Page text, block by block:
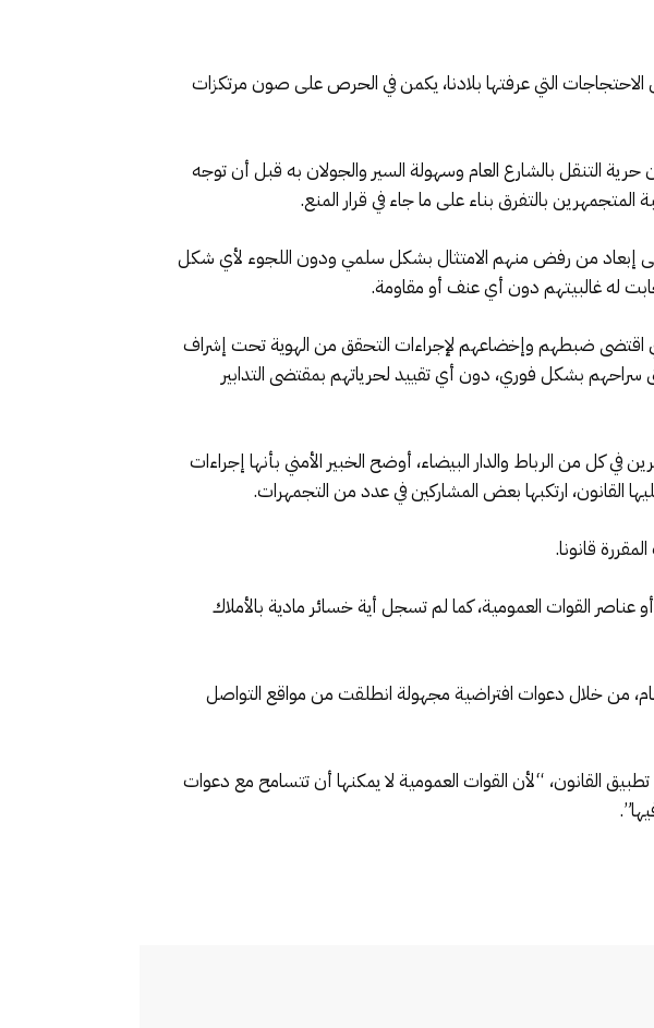
الاحتجاجات التي عرفتها بلادنا، يكمن في الحرص على صون مرتكزات
التنقل بالشارع العام وسهولة السير والجولان به قبل أن توجه
بالتفرق بناء على ما جاء في قرار المنع.
على إبعاد من رفض منهم الامتثال بشكل سلمي ودون اللجوء لأي شكل
له غالبيتهم دون أي عنف أو مقاومة.
اقتضى ضبطهم وإخضاعهم لإجراءات التحقق من الهوية تحت إشراف
بشكل فوري، دون أي تقييد لحرياتهم بمقتضى التدابير
كل من الرباط والدار البيضاء، أوضح الخبير الأمني بأنها إجراءات
القانون، ارتكبها بعض المشاركين في عدد من التجمهرات.
قانونا.
القوات العمومية، كما لم تسجل أية خسائر مادية بالأملاك
من خلال دعوات افتراضية مجهولة انطلقت من مواقع التواصل
القانون، “لأن القوات العمومية لا يمكنها أن تتسامح مع دعوات